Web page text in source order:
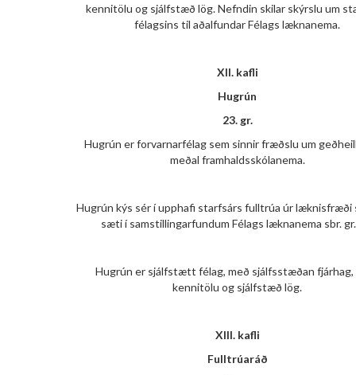
kennitölu og sjálfstæð lög. Nefndin skilar skýrslu um
félagsins til aðalfundar Félags læknanema.
XII. kafli
Hugrún
23. gr.
Hugrún er forvarnarfélag sem sinnir fræðslu um
meðal framhaldsskólanema.
Hugrún kýs sér í upphafi starfsárs fulltrúa úr læknisfræði
sæti í samstillingarfundum Félags læknanema sbr.
Hugrún er sjálfstætt félag, með sjálfsstæðan fjárhag,
kennitölu og sjálfstæð lög.
XIII. kafli
Fulltrúaráð